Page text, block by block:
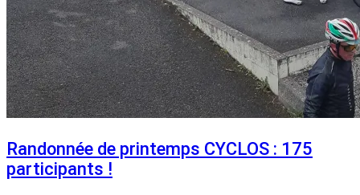
Randonnée de printemps CYCLOS : 175
participants !